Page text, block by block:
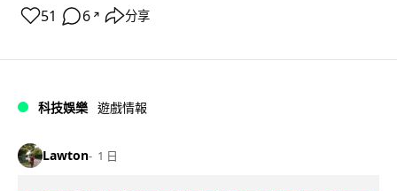
51 6 ↗ 分享
科技娛樂 遊戲情報
Lawton 1 日